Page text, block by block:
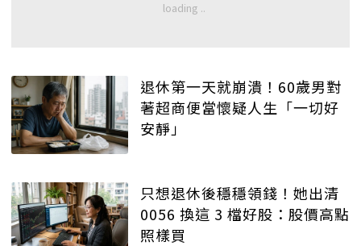
退休第一天就崩潰！60歲男對
著超商便當懷疑人生「一切好
安靜」
只想退休後穩穩領錢！她出清
0056 換這 3 檔好股：股價高點
照樣買